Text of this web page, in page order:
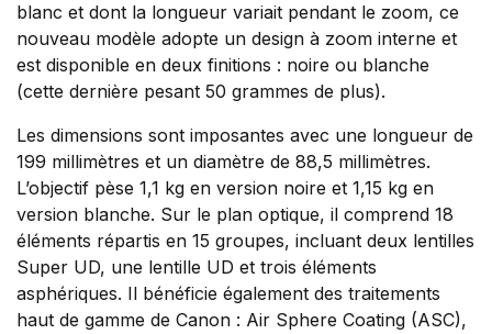
blanc et dont la longueur variait pendant le zoom, ce
nouveau modèle adopte un design à zoom interne et
est disponible en deux finitions : noire ou blanche
(cette dernière pesant 50 grammes de plus).
Les dimensions sont imposantes avec une longueur de
199 millimètres et un diamètre de 88,5 millimètres.
L’objectif pèse 1,1 kg en version noire et 1,15 kg en
version blanche. Sur le plan optique, il comprend 18
éléments répartis en 15 groupes, incluant deux lentilles
Super UD, une lentille UD et trois éléments
asphériques. Il bénéficie également des traitements
haut de gamme de Canon : Air Sphere Coating (ASC),